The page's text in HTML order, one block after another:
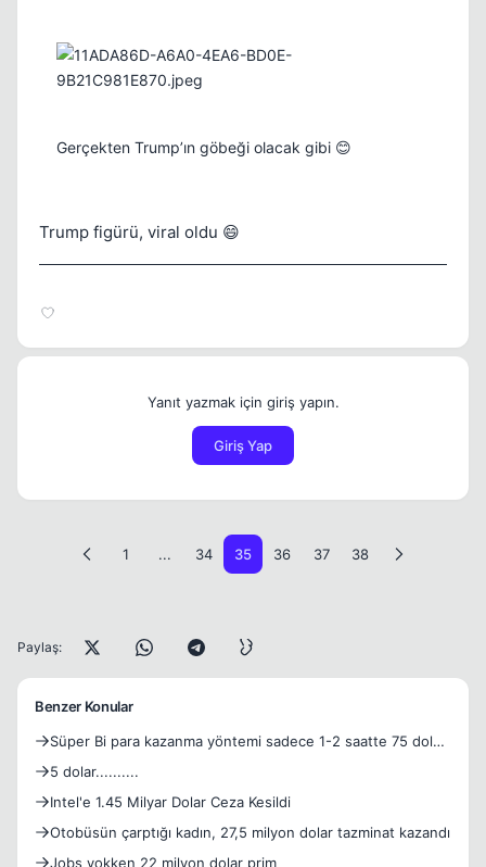
Gerçekten Trump’ın göbeği olacak gibi 😊
Trump figürü, viral oldu 😄
Yanıt yazmak için giriş yapın.
Giriş Yap
1 ... 34 35 36 37 38
Paylaş:
Benzer Konular
Süper Bi para kazanma yöntemi sadece 1-2 saatte 75 dolar
kaz
5 dolar..........
Intel'e 1.45 Milyar Dolar Ceza Kesildi
Otobüsün çarptığı kadın, 27,5 milyon dolar tazminat kazandı
Jobs yokken 22 milyon dolar prim